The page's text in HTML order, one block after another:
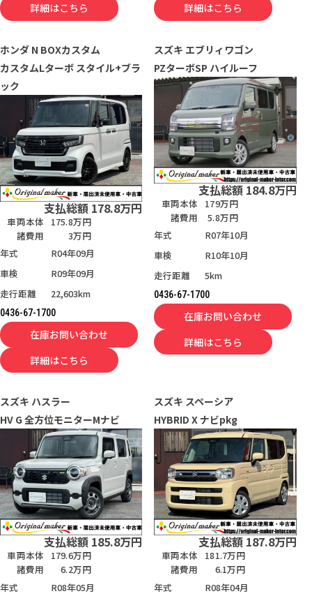
詳細はこちら
詳細はこちら
ホンダ N BOXカスタム
カスタムLターボ スタイル+ブラ
ック
支払総額 178.8万円
車両本体
175.8万円
諸費用
3万円
年式
R04年09月
車検
R09年09月
走行距離
22,603km
0436-67-1700
在庫お問い合わせ
詳細はこちら
スズキ エブリィワゴン
PZターボSP ハイルーフ
支払総額 184.8万円
車両本体
179万円
諸費用
5.8万円
年式
R07年10月
車検
R10年10月
走行距離
5km
0436-67-1700
在庫お問い合わせ
詳細はこちら
スズキ ハスラー
HV G 全方位モニターMナビ
支払総額 185.8万円
車両本体
179.6万円
諸費用
6.2万円
年式
R08年05月
スズキ スペーシア
HYBRID X ナビpkg
支払総額 187.8万円
車両本体
181.7万円
諸費用
6.1万円
年式
R08年04月